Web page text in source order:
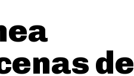
de